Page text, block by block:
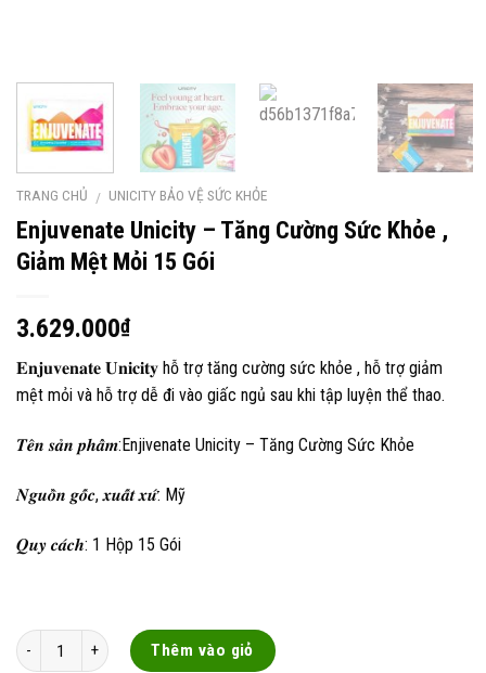
TRANG CHỦ / UNICITY BẢO VỆ SỨC KHỎE
Enjuvenate Unicity – Tăng Cường Sức Khỏe ,
Giảm Mệt Mỏi 15 Gói
3.629.000₫
𝐄𝐧𝐣𝐮𝐯𝐞𝐧𝐚𝐭𝐞 𝐔𝐧𝐢𝐜𝐢𝐭𝐲 hỗ trợ tăng cường sức khỏe , hỗ trợ giảm
mệt mỏi và hỗ trợ dễ đi vào giấc ngủ sau khi tập luyện thể thao.
𝑻𝒆̂𝒏 𝒔𝒂̉𝒏 𝒑𝒉𝒂̂̉𝒎:Enjivenate Unicity – Tăng Cường Sức Khỏe
𝑵𝒈𝒖𝒐̂̀𝒏 𝒈𝒐̂́𝒄, 𝒙𝒖𝒂̂́𝒕 𝒙𝒖̛́: Mỹ
𝑸𝒖𝒚 𝒄𝒂́𝒄𝒉: 1 Hộp 15 Gói
Thêm vào giỏ